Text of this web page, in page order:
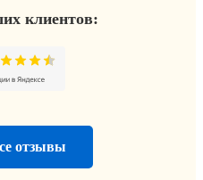
клиентов:
отзывы